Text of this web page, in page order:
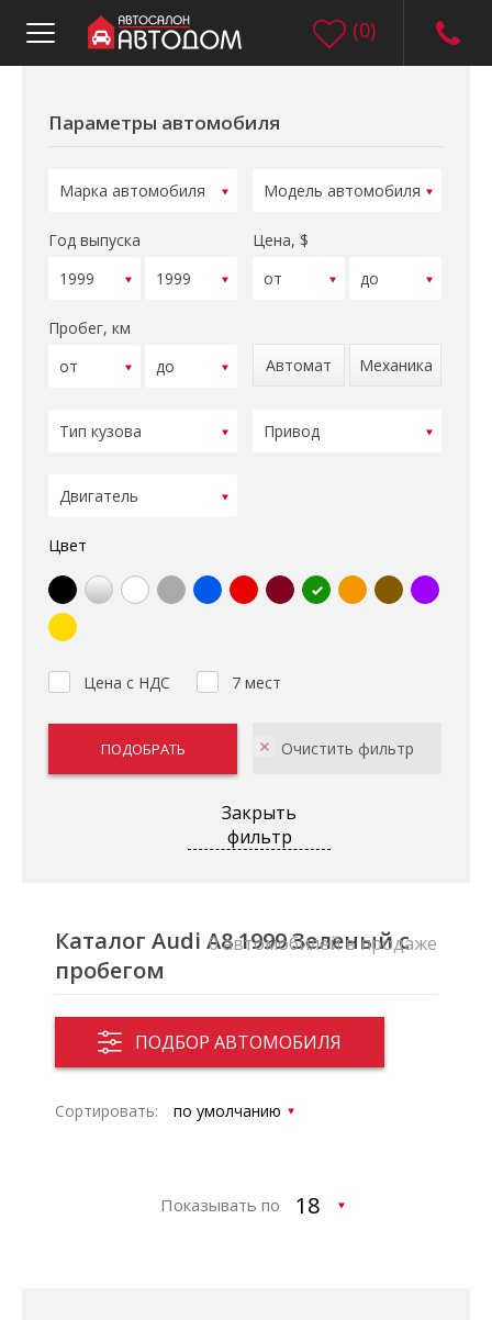
(0)
Параметры автомобиля
Год выпуска Цена, $
Пробег, км
Автомат
Механика
Цвет
Цена с НДС 7 мест
Закрыть
фильтр
Каталог Audi A8 1999 Зеленый с
пробегом
ПОДБОР АВТОМОБИЛЯ
0 автомобилей в продаже
Сортировать:
Показывать по